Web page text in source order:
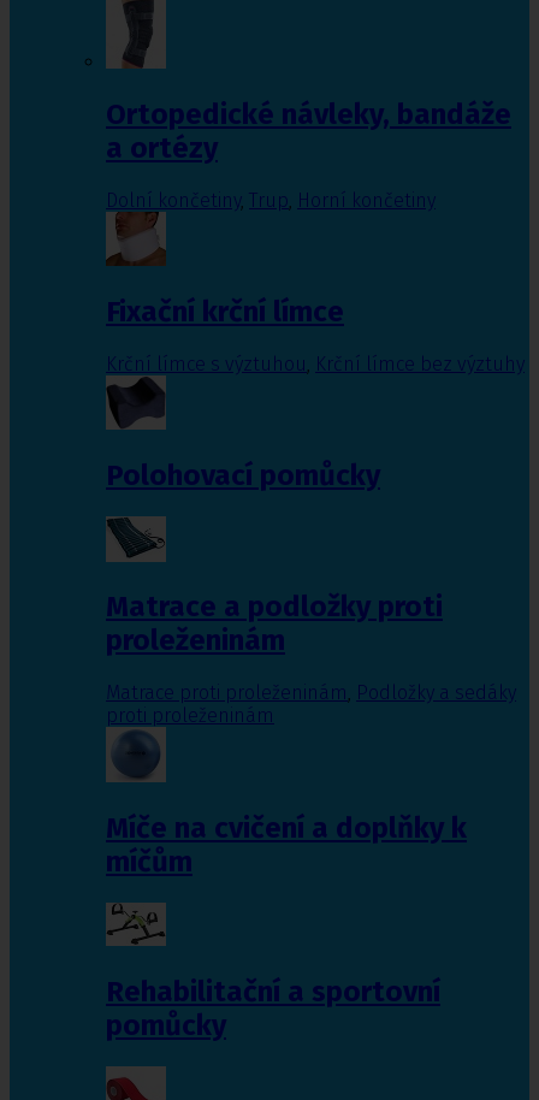
Ortopedické návleky, bandáže
a ortézy
Dolní končetiny, Trup, Horní končetiny
Fixační krční límce
Krční límce s výztuhou Krční límce bez výztuhy
Polohovací pomůcky
Matrace a podložky proti
proleženinám
Matrace proti proleženinám, Podložky a sedáky
proti proleženinám
Míče na cvičení a doplňky k
míčům
Rehabilitační a sportovní
pomůcky